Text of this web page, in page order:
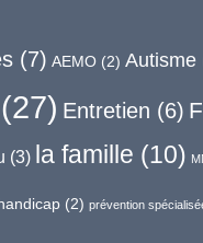
(7) AEMO (2) Autisme
(27) Entretien (6)
(3) la famille (10)
(2) prévention